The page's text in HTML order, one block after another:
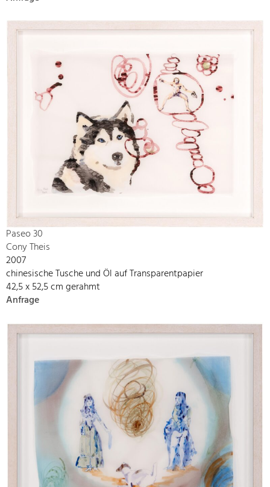
Paseo 30
Cony Theis
2007
chinesische Tusche und Öl auf Transparentpapier
42,5 x 52,5 cm gerahmt
Anfrage